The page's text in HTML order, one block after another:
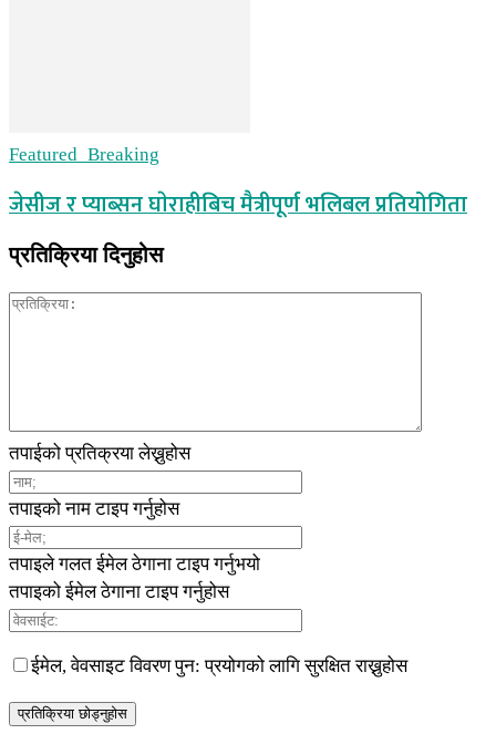
Featured_Breaking
जेसीज र प्याब्सन घाेराहीबिच मैत्रीपूर्ण भलिबल प्रतियोगिता
प्रतिक्रिया दिनुहोस
तपाईको प्रतिक्रया लेख्नुहोस
तपाइको नाम टाइप गर्नुहोस
तपाइले गलत ईमेल ठेगाना टाइप गर्नुभयो
तपाइको ईमेल ठेगाना टाइप गर्नुहोस
ईमेल, वेवसाइट विवरण पुन: प्रयोगको लागि सुरक्षित राख्नुहोस